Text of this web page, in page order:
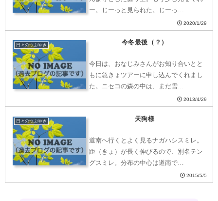
ー。じーっと見られた。じーっ…
2020/1/29
日々のつぶやき 今冬最後（？）
今日は、おなじみさんがお知り合いとと
もに急きょツアーに申し込んでくれまし
た。ニセコの森の中は、まだ雪…
2013/4/29
日々のつぶやき 天狗様
道南へ行くとよく見るナガハシスミレ。
距（きょ）が長く伸びるので、別名テン
グスミレ。分布の中心は道南で…
2015/5/5